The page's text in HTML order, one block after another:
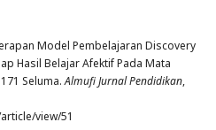
Model Pembelajaran Discovery
Hasil Belajar Afektif Pada Mata
171 Seluma.Almufi Jurnal Pendidikan,
view/51